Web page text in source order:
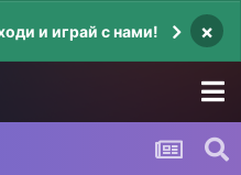
и играй с нами! ×